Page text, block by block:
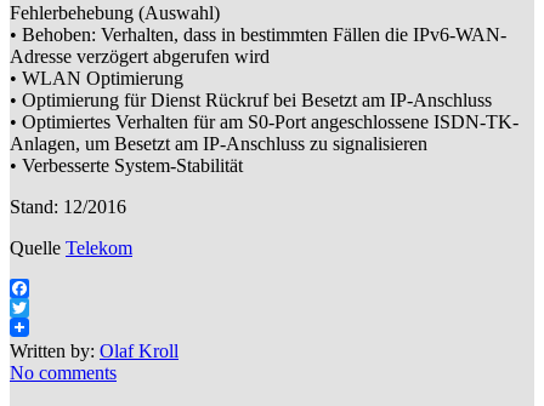
Fehlerbehebung (Auswahl)
• Behoben: Verhalten, dass in bestimmten Fällen die IPv6-WAN-
Adresse verzögert abgerufen wird
• WLAN Optimierung
• Optimierung für Dienst Rückruf bei Besetzt am IP-Anschluss
• Optimiertes Verhalten für am S0-Port angeschlossene ISDN-TK-
Anlagen, um Besetzt am IP-Anschluss zu signalisieren
• Verbesserte System-Stabilität
Stand: 12/2016
Quelle Telekom
Facebook
Twitter
Written by: Olaf Kroll
No comments